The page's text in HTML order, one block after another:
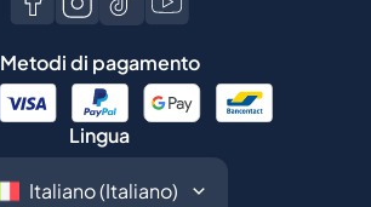
Metodi di pagamento
Lingua